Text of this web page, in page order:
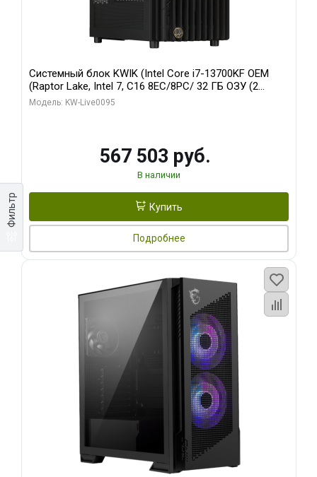
Фильтр
Системный блок KWIK (Intel Core i7-13700KF OEM
(Raptor Lake, Intel 7, C16 8EC/8PC/ 32 ГБ ОЗУ (2
модуля)/ Afox RTX4090 24GB GDDR6X 384-Bit 3xDP
Модель: KW-Live0095
567 503 руб.
В наличии
Купить
Подробнее